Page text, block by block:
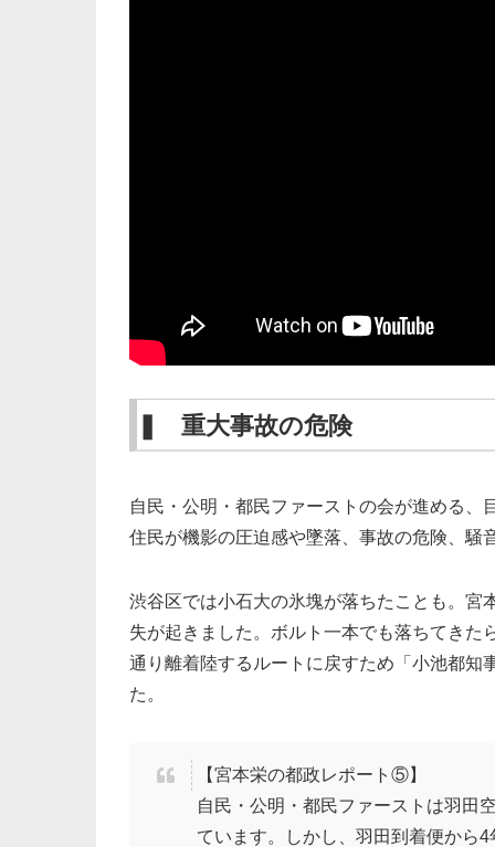
❚ 重大事故の危険
自民・公明・都民ファーストの会が進める
住民が機影の圧迫感や墜落、事故の危険、騒
渋谷区では小石大の氷塊が落ちたことも。宮
失が起きました。ボルト一本でも落ちてきた
通り離着陸するルートに戻すため「小池都知
た。
【宮本栄の都政レポート⑤】
自民・公明・都民ファーストは羽田
ています。しかし、羽田到着便から